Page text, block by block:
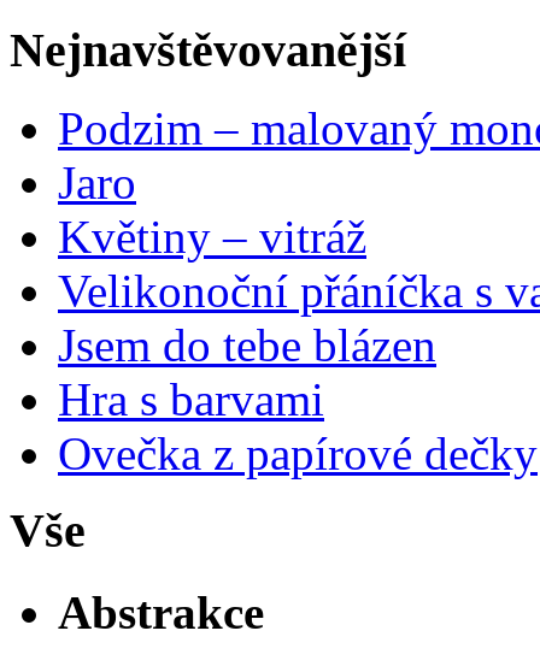
Nejnavštěvovanější
Podzim – malovaný
Jaro
Květiny – vitráž
Velikonoční přáníčka s
Jsem do tebe blázen
Hra s barvami
Ovečka z papírové dečky
Vše
Abstrakce